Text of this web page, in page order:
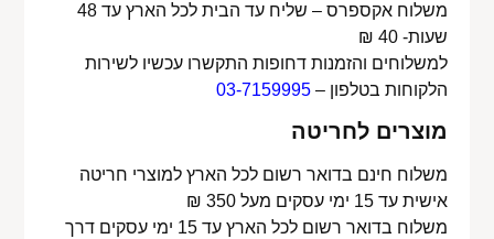
משלוח אקספרס – שליח עד הבית לכל הארץ עד 48
שעות- 40 ₪
למשלוחים והזמנות דחופות התקשרו עכשיו לשירות
הלקוחות בטלפון –03-7159995
מוצרים לחריטה
משלוח חינם בדואר רשום לכל הארץ למוצרי חריטה
אישית עד 15 ימי עסקים מעל 350 ₪
משלוח בדואר רשום לכל הארץ עד 15 ימי עסקים דרך